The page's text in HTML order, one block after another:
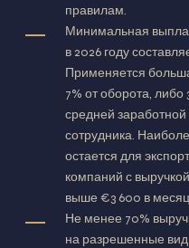
правилам.
Минимальная
в 2026 году
Применяется
7% от оборота,
средней
сотрудника.
остается для
компаний с
выше €3 600 в
Не менее 70%
на разрешенные